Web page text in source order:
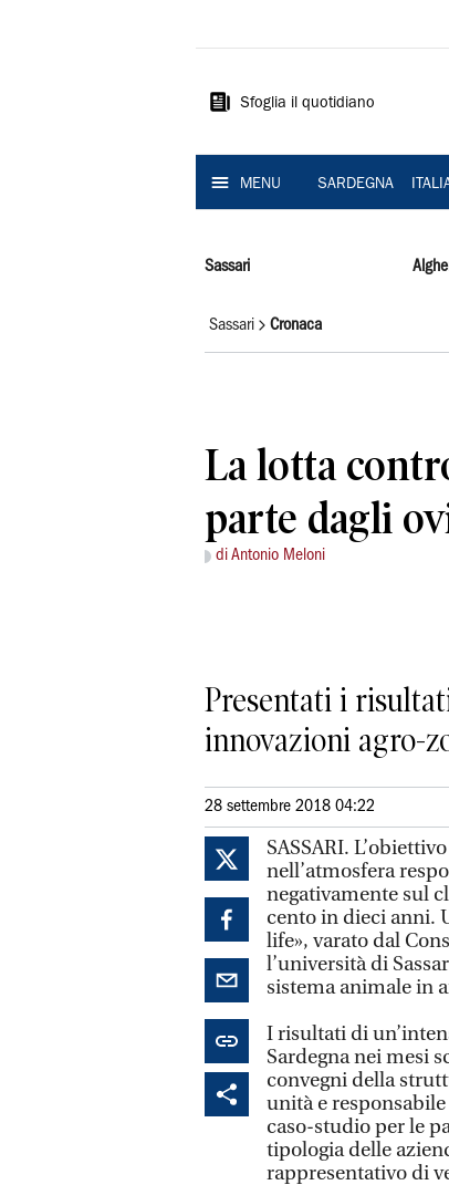
Sardegna
Sfoglia il quotidiano
MENU SARDEGNA
Sassari
Sassari Cronaca
La lotta
parte dagli
di Antonio Meloni
Presentati i
innovazioni agro-
28 settembre 2018 04:22
SASSARI.
nell’atmosfera
negativamente sul
cento in dieci anni.
life», varato dal
l’università di
sistema animale in
I risultati di
Sardegna nei mesi
convegni della
unità e responsabile
caso-studio per le
tipologia delle
rappresentativo di